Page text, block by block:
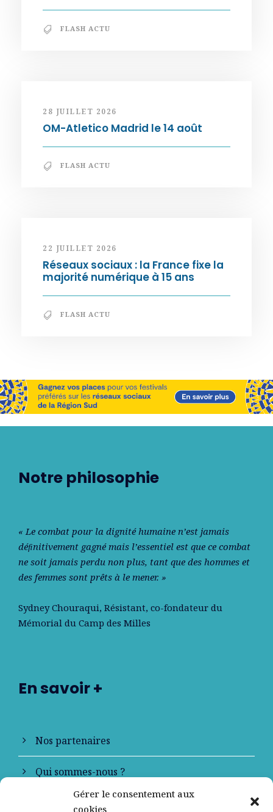
Gérer le consentement aux
cookies
FLASH ACTU
28 JUILLET 2026
OM-Atletico Madrid le 14 août
FLASH ACTU
22 JUILLET 2026
Réseaux sociaux : la France fixe la
majorité numérique à 15 ans
FLASH ACTU
Notre philosophie
« Le combat pour la dignité humaine n’est jamais
déﬁnitivement gagné mais l’essentiel est que ce combat
ne soit jamais perdu non plus, tant que des hommes et
des femmes sont prêts à le mener. »
Sydney Chouraqui, Résistant, co-fondateur du
Mémorial du Camp des Milles
En savoir +
Nos partenaires
Qui sommes-nous ?
Contactez-nous